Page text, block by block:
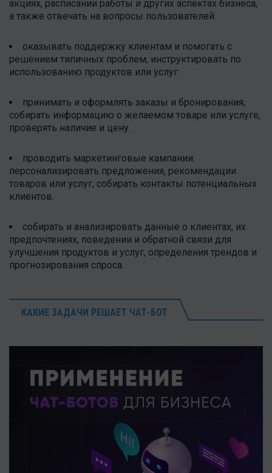
акциях, расписании работы и других аспектах бизнеса,
а также отвечать на вопросы пользователей.
оказывать поддержку клиентам и помогать с
решением типичных проблем, инструктировать по
использованию продуктов или услуг.
принимать и оформлять заказы и бронирования,
собирать информацию о желаемом товаре или услуге,
проверять наличие и цену.
проводить маркетинговые кампании:
персонализировать предложения, рекомендации
товаров или услуг, собирать контакты потенциальных
клиентов.
собирать и анализировать данные о клиентах, их
предпочтениях, поведении и обратной связи для
улучшения продуктов и услуг, определения трендов и
прогнозирования спроса.
КАКИЕ ЗАДАЧИ РЕШАЕТ ЧАТ-БОТ